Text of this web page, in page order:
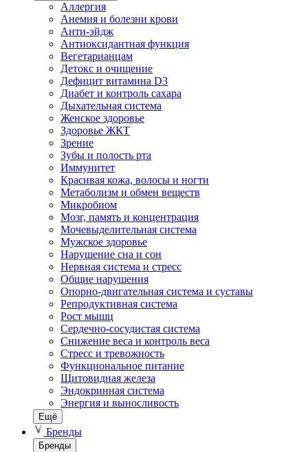
Аллергия
Анемия и болезни крови
Анти-эйдж
Антиоксидантная функция
Вегетарианцам
Детокс и очищение
Дефицит витамина D3
Диабет и контроль сахара
Дыхательная система
Женское здоровье
Здоровье ЖКТ
Зрение
Зубы и полость рта
Иммунитет
Красивая кожа, волосы и ногти
Метаболизм и обмен веществ
Микробиом
Мозг, память и концентрация
Мочевыделительная система
Мужское здоровье
Нарушение сна и сон
Нервная система и стресс
Общие нарушения
Опорно-двигательная система и суставы
Репродуктивная система
Рост мышц
Сердечно-сосудистая система
Снижение веса и контроль веса
Стресс и тревожность
Функциональное питание
Щитовидная железа
Эндокринная система
Энергия и выносливость
Ещё
Бренды
Бренды